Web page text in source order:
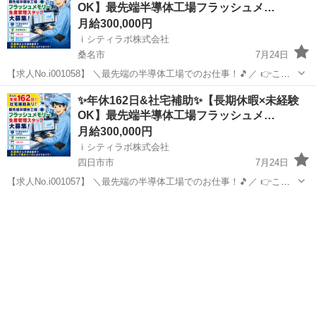
OK】最先端半導体工場フラッシュメ…
月給300,000円
ｉシティラボ株式会社
桑名市
7月24日
【求人No.i001058】 ＼最先端の半導体工場でのお仕事！🎵／ 👉ここ
がポイント 🚩年間休日162日！プライベートも充実の働き方✨ 🚩月収
30万円以上可能！安定してしっかり稼げます💰 🚩未経験から専門スキ
ル...
三重 桑名市 その他 スタッフ
✨年休162日&社宅補助✨【長期休暇×未経験
OK】最先端半導体工場フラッシュメ…
月給300,000円
ｉシティラボ株式会社
四日市市
7月24日
【求人No.i001057】 ＼最先端の半導体工場でのお仕事！🎵／ 👉ここ